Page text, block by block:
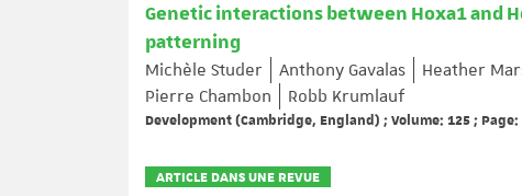
Genetic interactions between Hoxa1 and
patterning
Michèle Studer Anthony Gavalas Heather
Pierre Chambon
Robb Krumlauf
Development (Cambridge, England) ; Volume: 125 ; Page:
ARTICLE DANS UNE REVUE